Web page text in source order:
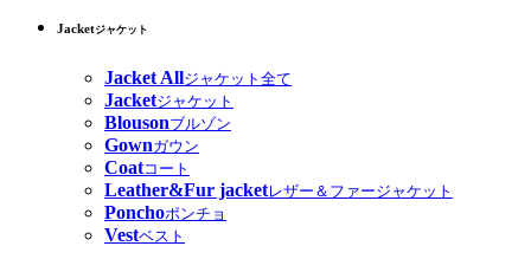
Jacketジャケット
Jacket Allジャケット全て
Jacketジャケット
Blousonブルゾン
Gownガウン
Coatコート
Leather&Fur jacketレザー＆ファージャケット
Ponchoポンチョ
Vestベスト